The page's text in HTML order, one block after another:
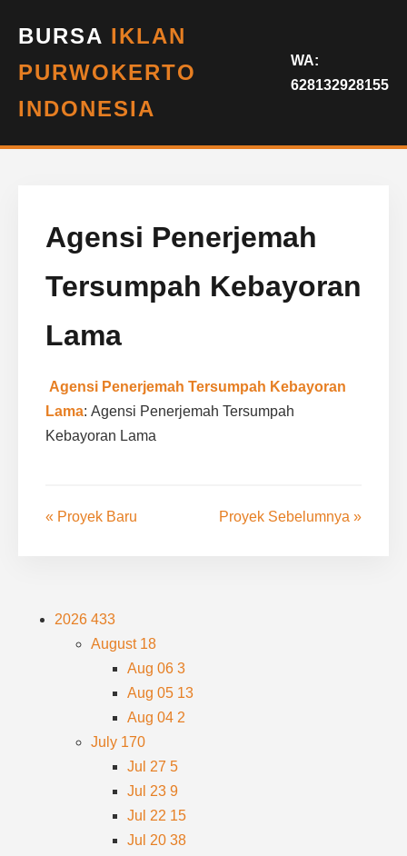
BURSA IKLAN
PURWOKERTO
INDONESIA
WA:
628132928155
Agensi Penerjemah
Tersumpah Kebayoran
Lama
Agensi Penerjemah Tersumpah Kebayoran
Lama: Agensi Penerjemah Tersumpah
Kebayoran Lama
« Proyek Baru Proyek Sebelumnya »
2026 433
August 18
Aug 06 3
Aug 05 13
Aug 04 2
July 170
Jul 27 5
Jul 23 9
Jul 22 15
Jul 20 38